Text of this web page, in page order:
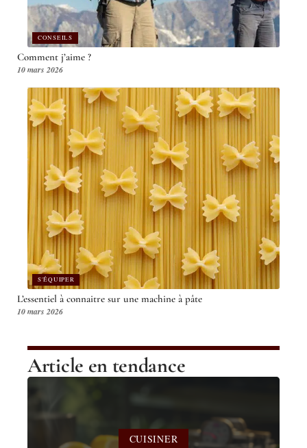
CONSEILS
Comment j’aime ?
10 mars 2026
S'ÉQUIPER
L’essentiel à connaitre sur une machine à pâte
10 mars 2026
Article en tendance
CUISINER